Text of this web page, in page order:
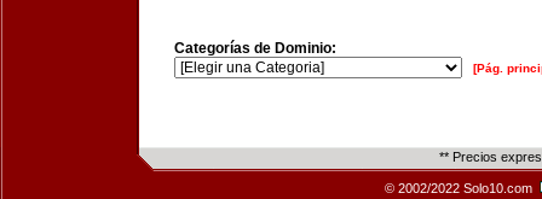
Categorías de Dominio:
[Pág.
** Precios
© 2002/2022 Solo10.com